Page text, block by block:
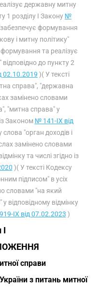
державну митну
1 розділу I Закону №
формування
і митну політику"
та реалізує
до пункту 2
02.10.2019 )( У тексті
справа", "державна
замінено словами
"митна справа" у
Законом № 141-IX від
слова "орган доходів і
замінено словами
та числі згідно із
)( У тексті Кодексу
підписом" в усіх
словами "на який
відповідному відмінку
IX від 07.02.2023 )
справи
з питань митної